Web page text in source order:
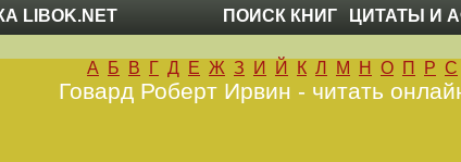
LIBOK.NET ПОИСК КНИГ ЦИТАТЫ И
А Б В Г Д Е Ж З И Й К Л М Н О П Р С
Говард Роберт Ирвин - читать